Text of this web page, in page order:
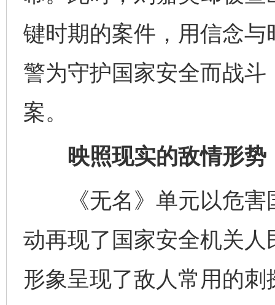
键时期的案件，用信念
警为守护国家安全而战
案。
映照现实的敌情形势
《无名》单元以危害
动再现了国家安全机关
形象呈现了敌人常用的